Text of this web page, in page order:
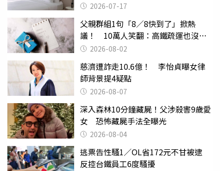
2026-07-17
父親群組1句「8／8快到了」掀熱
議！ 10萬人笑翻：高鐵疏運也沒列
父親節
2026-08-02
慈濟遭詐走10.6億！ 李怡貞曝女律
師背景提4疑點
2026-08-07
深入森林10分鐘藏屍！父涉殺害9歲愛
女 恐怖藏屍手法全曝光
2026-08-04
逃票告性騷1／OL省172元不甘被逮
反控台鐵員工6度騷擾